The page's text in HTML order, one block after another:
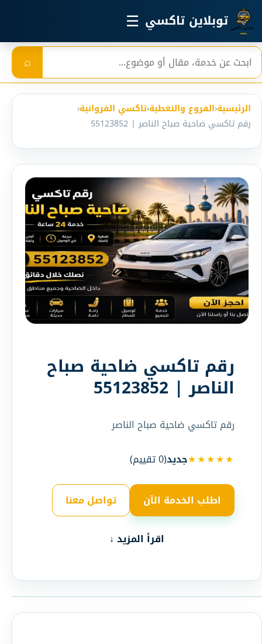
تخطي إلى المحتوى الرئيسي
توبلاين تاكسي ☰
بحث ⌕
الرئيسية‹الفروع والتغطية‹تاكسي الفروانية‹
رقم تاكسي ضاحية صباح الناصر | 55123852
رقم تاكسي ضاحية صباح
الناصر | 55123852
رقم تاكسي ضاحية صباح الناصر
★★★★★جديد(
0تقييم)
اطلب الخدمة الآن تواصل معنا
اقرأ المزيد ↓